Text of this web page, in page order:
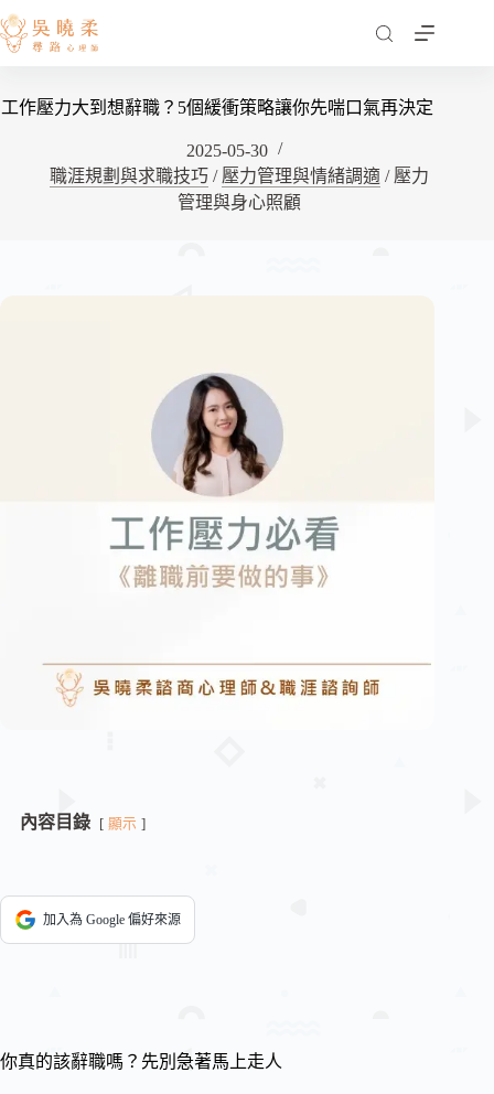
跳
至
內
工作壓力大到想辭職？5個緩衝策略讓你先喘口氣再決定
2025-05-30
職涯規劃與求職技巧 / 壓力管理與情緒調適 / 壓力
管理與身心照顧
內容目錄 顯示
加入為 Google 偏好來源
你真的該辭職嗎？先別急著馬上走人